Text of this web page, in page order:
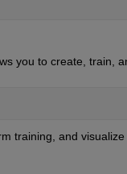
you to create, train,
training, and visualize